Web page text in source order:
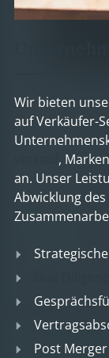
Wir bieten
auf Verkäufer-
,
an. Unser
Abwicklung
Post